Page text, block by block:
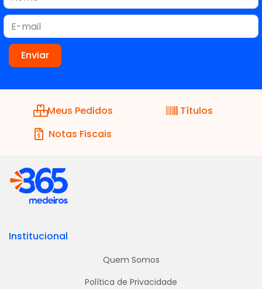
Meus Pedidos
Títulos
Notas Fiscais
Institucional
Quem Somos
Política de Privacidade